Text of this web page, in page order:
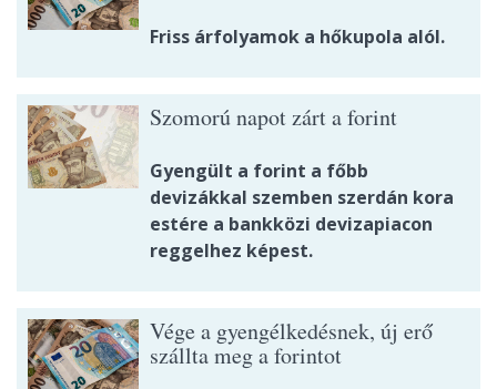
Friss árfolyamok a hőkupola alól.
Szomorú napot zárt a forint
Gyengült a forint a főbb
devizákkal szemben szerdán kora
estére a bankközi devizapiacon
reggelhez képest.
Vége a gyengélkedésnek, új erő
szállta meg a forintot